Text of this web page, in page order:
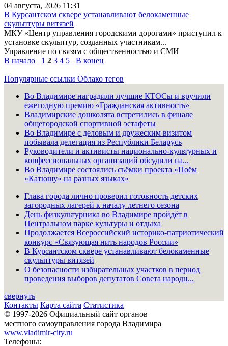
04 августа, 2026 11:31
В Курсантском сквере устанавливают белокаменные
скульптуры витязей
МКУ «Центр управления городскими дорогами» приступил к
установке скульптур, созданных участникам...
Управление по связям с общественностью и СМИ
В начало
1 2 3 4 5 В конец
Популярные ссылки Облако тегов
Во Владимире наградили лучшие КТОСы и вручили
ежегодную премию «Гражданская активность»
Владимирские дошколята встретились в финале
общегородской спортивной эстафеты
Во Владимире с деловым и дружеским визитом
побывала делегация из Республики Беларусь
Руководители и активисты национально-культурных и
конфессиональных организаций обсудили на...
Во Владимире состоялись съёмки проекта «Поём
«Катюшу» на разных языках»
Глава города лично проверил готовность детских
загородных лагерей к началу летнего сезона
День физкультурника во Владимире пройдёт в
Центральном парке культуры и отдыха
Продолжается Всероссийский историко-патриотический
конкурс «Связующая нить народов России»
В Курсантском сквере устанавливают белокаменные
скульптуры витязей
О безопасности избирательных участков в период
проведения выборов депутатов Совета народн...
свернуть
Контакты Карта сайта Статистика
© 1997-2026 Официальный сайт органов
местного самоуправления города Владимира
www.vladimir-city.ru
Телефоны: